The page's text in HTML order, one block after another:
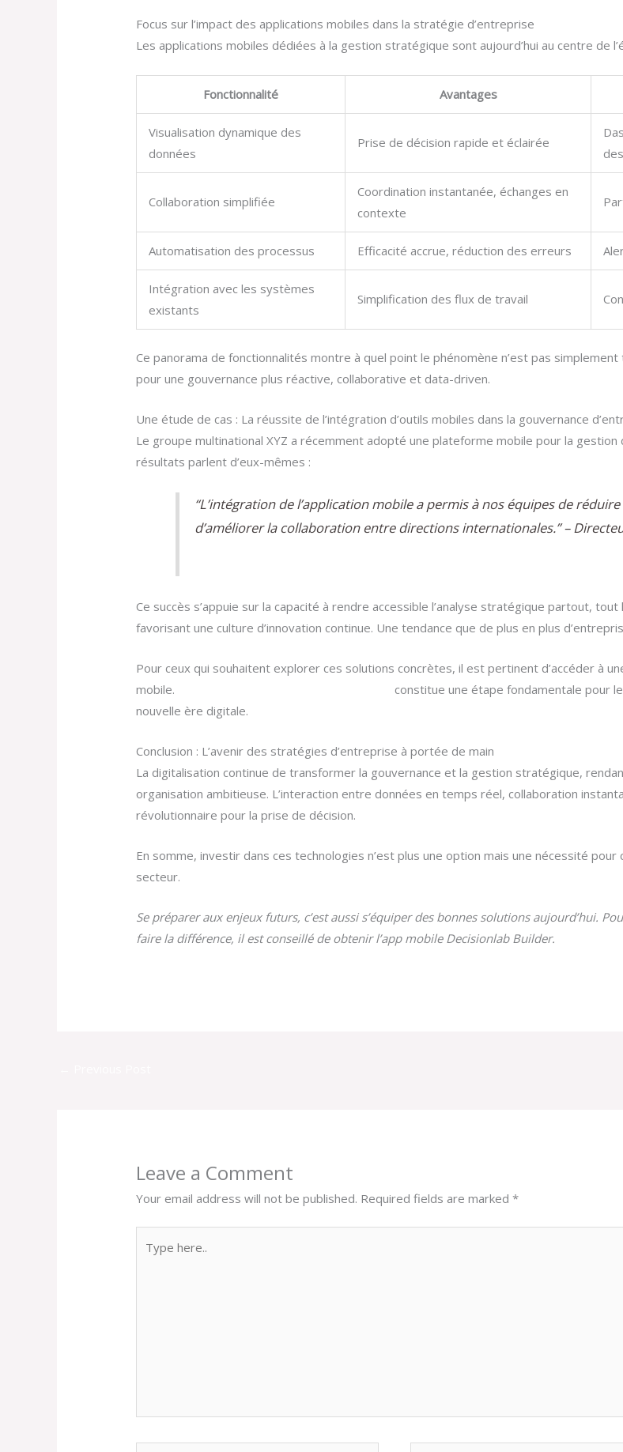
Focus sur l’impact des applications mobiles dans la stratégie d’entreprise
Les applications mobiles dédiées à la gestion stratégique sont aujourd’hui au centre de
Fonctionnalité Avantages
Visualisation dynamique des
données
Prise de décision rapide et éclairée
Collaboration simplifiée
Coordination instantanée, échanges en
contexte
Automatisation des processus Efficacité accrue, réduction des erreurs
Intégration avec les systèmes
existants
Simplification des flux de travail
Ce panorama de fonctionnalités montre à quel point le phénomène n’est pas
pour une gouvernance plus réactive, collaborative et data-driven.
Une étude de cas : La réussite de l’intégration d’outils mobiles dans la gouvernance
Le groupe multinational XYZ a récemment adopté une plateforme mobile pour la
résultats parlent d’eux-mêmes :
“L’intégration de l’application mobile a permis à nos équipes de
d’améliorer la collaboration entre directions internationales.” –
Ce succès s’appuie sur la capacité à rendre accessible l’analyse stratégique partout,
favorisant une culture d’innovation continue. Une tendance que de plus en plus
Pour ceux qui souhaitent explorer ces solutions concrètes, il est pertinent d’accéder à
mobile.
constitue une étape fondamentale pour
nouvelle ère digitale.
Conclusion : L’avenir des stratégies d’entreprise à portée de main
La digitalisation continue de transformer la gouvernance et la gestion stratégique,
organisation ambitieuse. L’interaction entre données en temps réel, collaboration
révolutionnaire pour la prise de décision.
En somme, investir dans ces technologies n’est plus une option mais une nécessité
secteur.
Se préparer aux enjeux futurs, c’est aussi s’équiper des bonnes solutions aujourd’hui.
faire la différence, il est conseillé de obtenir l’app mobile Decisionlab Builder.
Leave a Comment
Your email address will not be published. Required fields are marked*
here..